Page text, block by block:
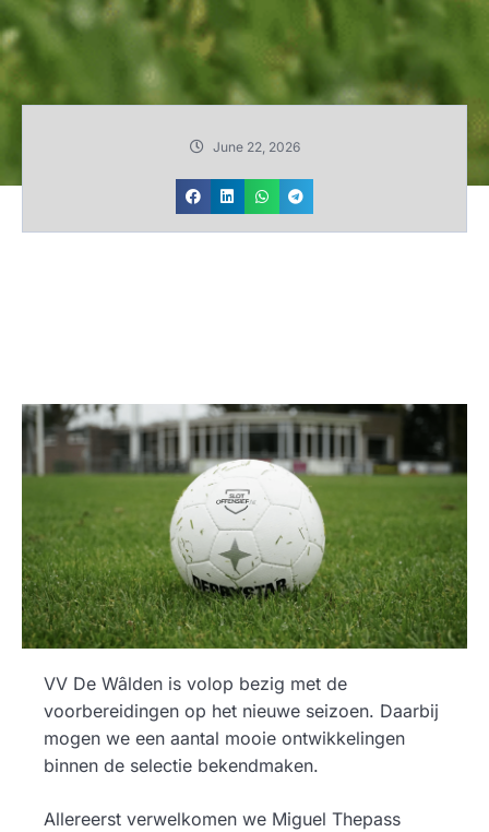
June 22, 2026
VV De Wâlden is volop bezig met de
voorbereidingen op het nieuwe seizoen. Daarbij
mogen we een aantal mooie ontwikkelingen
binnen de selectie bekendmaken.
Allereerst verwelkomen we Miguel Thepass